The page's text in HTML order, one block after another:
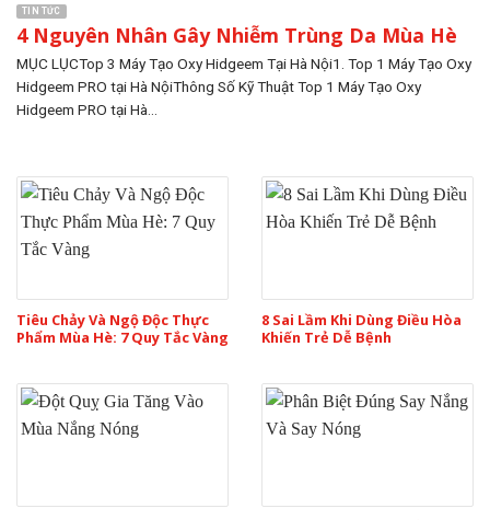
TIN TỨC
4 Nguyên Nhân Gây Nhiễm Trùng Da Mùa Hè
MỤC LỤCTop 3 Máy Tạo Oxy Hidgeem Tại Hà Nội1. Top 1 Máy Tạo Oxy
Hidgeem PRO tại Hà NộiThông Số Kỹ Thuật Top 1 Máy Tạo Oxy
Hidgeem PRO tại Hà...
Tiêu Chảy Và Ngộ Độc Thực
Phẩm Mùa Hè: 7 Quy Tắc Vàng
8 Sai Lầm Khi Dùng Điều Hòa
Khiến Trẻ Dễ Bệnh